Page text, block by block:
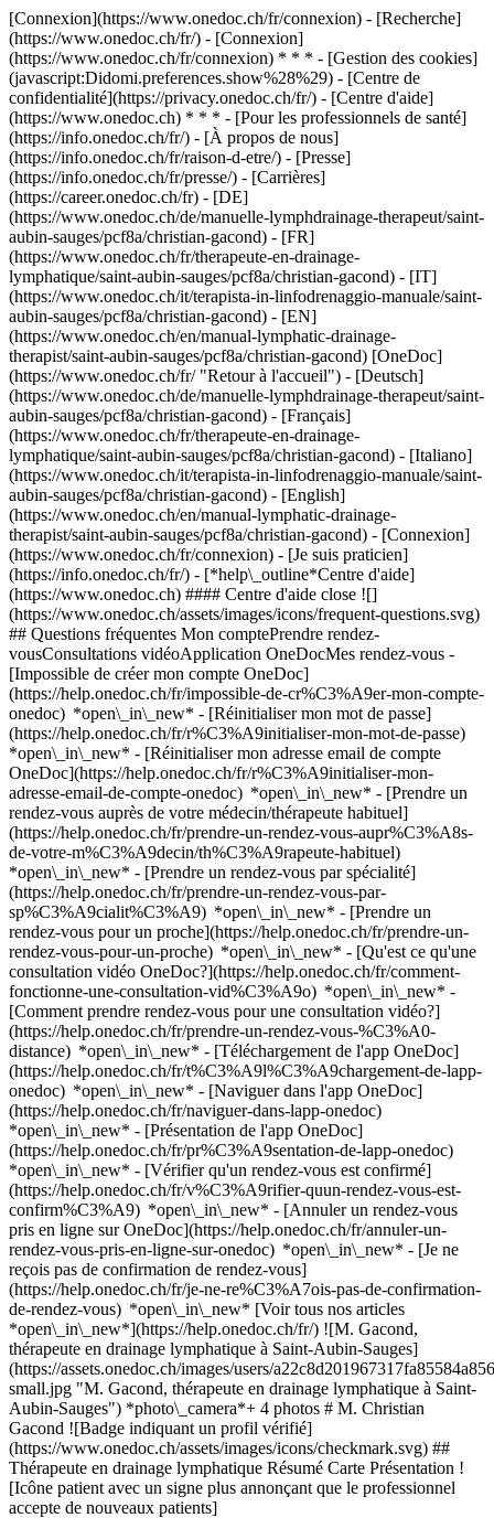
[Connexion](https://www.onedoc.ch/fr/connexion) - [Recherche]
(https://www.onedoc.ch/fr/) - [Connexion]
(https://www.onedoc.ch/fr/connexion) * * * - [Gestion des cookies]
(javascript:Didomi.preferences.show%28%29) - [Centre de
confidentialité](https://privacy.onedoc.ch/fr/) - [Centre d'aide]
(https://www.onedoc.ch) * * * - [Pour les professionnels de santé]
(https://info.onedoc.ch/fr/) - [À propos de nous]
(https://info.onedoc.ch/fr/raison-d-etre/) - [Presse]
(https://info.onedoc.ch/fr/presse/) - [Carrières]
(https://career.onedoc.ch/fr) - [DE]
(https://www.onedoc.ch/de/manuelle-lymphdrainage-therapeut/saint-
aubin-sauges/pcf8a/christian-gacond) - [FR]
(https://www.onedoc.ch/fr/therapeute-en-drainage-
lymphatique/saint-aubin-sauges/pcf8a/christian-gacond) - [IT]
(https://www.onedoc.ch/it/terapista-in-linfodrenaggio-manuale/saint-
aubin-sauges/pcf8a/christian-gacond) - [EN]
(https://www.onedoc.ch/en/manual-lymphatic-drainage-
therapist/saint-aubin-sauges/pcf8a/christian-gacond) [OneDoc]
(https://www.onedoc.ch/fr/ "Retour à l'accueil") - [Deutsch]
(https://www.onedoc.ch/de/manuelle-lymphdrainage-therapeut/saint-
aubin-sauges/pcf8a/christian-gacond) - [Français]
(https://www.onedoc.ch/fr/therapeute-en-drainage-
lymphatique/saint-aubin-sauges/pcf8a/christian-gacond) - [Italiano]
(https://www.onedoc.ch/it/terapista-in-linfodrenaggio-manuale/saint-
aubin-sauges/pcf8a/christian-gacond) - [English]
(https://www.onedoc.ch/en/manual-lymphatic-drainage-
therapist/saint-aubin-sauges/pcf8a/christian-gacond) - [Connexion]
(https://www.onedoc.ch/fr/connexion) - [Je suis praticien]
(https://info.onedoc.ch/fr/) - [*help\_outline*Centre d'aide]
(https://www.onedoc.ch) #### Centre d'aide close ![]
(https://www.onedoc.ch/assets/images/icons/frequent-questions.svg)
## Questions fréquentes Mon comptePrendre rendez-
vousConsultations vidéoApplication OneDocMes rendez-vous -
[Impossible de créer mon compte OneDoc]
(https://help.onedoc.ch/fr/impossible-de-cr%C3%A9er-mon-compte-
onedoc) *open\_in\_new* - [Réinitialiser mon mot de passe]
(https://help.onedoc.ch/fr/r%C3%A9initialiser-mon-mot-de-passe)
*open\_in\_new* - [Réinitialiser mon adresse email de compte
OneDoc](https://help.onedoc.ch/fr/r%C3%A9initialiser-mon-
adresse-email-de-compte-onedoc) *open\_in\_new* - [Prendre un
rendez-vous auprès de votre médecin/thérapeute habituel]
(https://help.onedoc.ch/fr/prendre-un-rendez-vous-aupr%C3%A8s-
de-votre-m%C3%A9decin/th%C3%A9rapeute-habituel)
*open\_in\_new* - [Prendre un rendez-vous par spécialité]
(https://help.onedoc.ch/fr/prendre-un-rendez-vous-par-
sp%C3%A9cialit%C3%A9) *open\_in\_new* - [Prendre un
rendez-vous pour un proche](https://help.onedoc.ch/fr/prendre-un-
rendez-vous-pour-un-proche) *open\_in\_new* - [Qu'est ce qu'une
consultation vidéo OneDoc?](https://help.onedoc.ch/fr/comment-
fonctionne-une-consultation-vid%C3%A9o) *open\_in\_new* -
[Comment prendre rendez-vous pour une consultation vidéo?]
(https://help.onedoc.ch/fr/prendre-un-rendez-vous-%C3%A0-
distance) *open\_in\_new* - [Téléchargement de l'app OneDoc]
(https://help.onedoc.ch/fr/t%C3%A9l%C3%A9chargement-de-lapp-
onedoc) *open\_in\_new* - [Naviguer dans l'app OneDoc]
(https://help.onedoc.ch/fr/naviguer-dans-lapp-onedoc)
*open\_in\_new* - [Présentation de l'app OneDoc]
(https://help.onedoc.ch/fr/pr%C3%A9sentation-de-lapp-onedoc)
*open\_in\_new* - [Vérifier qu'un rendez-vous est confirmé]
(https://help.onedoc.ch/fr/v%C3%A9rifier-quun-rendez-vous-est-
confirm%C3%A9) *open\_in\_new* - [Annuler un rendez-vous
pris en ligne sur OneDoc](https://help.onedoc.ch/fr/annuler-un-
rendez-vous-pris-en-ligne-sur-onedoc) *open\_in\_new* - [Je ne
reçois pas de confirmation de rendez-vous]
(https://help.onedoc.ch/fr/je-ne-re%C3%A7ois-pas-de-confirmation-
de-rendez-vous) *open\_in\_new* [Voir tous nos articles
*open\_in\_new*](https://help.onedoc.ch/fr/) ![M. Gacond,
thérapeute en drainage lymphatique à Saint-Aubin-Sauges]
(https://assets.onedoc.ch/images/users/
small.jpg "M. Gacond, thérapeute en drainage lymphatique à Saint-
Aubin-Sauges") *photo\_camera*+ 4 photos # M. Christian
Gacond ![Badge indiquant un profil vérifié]
(https://www.onedoc.ch/assets/images/icons/checkmark.svg) ##
Thérapeute en drainage lymphatique Résumé Carte Présentation !
[Icône patient avec un signe plus annonçant que le professionnel
accepte de nouveaux patients]